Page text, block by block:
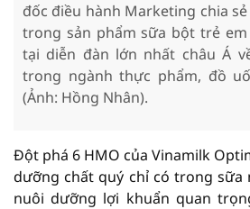
đốc điều hành Marketing chia
trong sản phẩm sữa bột trẻ
tại diễn đàn lớn nhất châu Á
trong ngành thực phẩm, đồ
(Ảnh: Hồng Nhân).
Đột phá 6 HMO của Vinamilk
dưỡng chất quý chỉ có trong sữa
nuôi dưỡng lợi khuẩn quan